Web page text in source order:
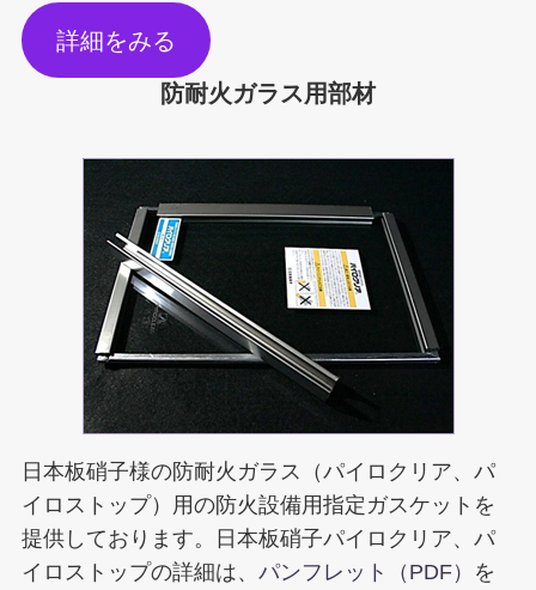
詳細をみる
防耐火ガラス用部材
日本板硝子様の防耐火ガラス（パイロクリア、パ
イロストップ）用の防火設備用指定ガスケットを
提供しております。日本板硝子パイロクリア、パ
イロストップの詳細は、 パンフレット（PDF）
を